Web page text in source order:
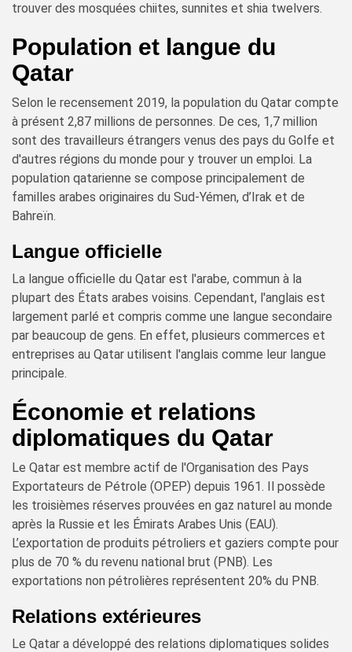
trouver des mosquées chiites, sunnites et shia twelvers.
Population et langue du
Qatar
Selon le recensement 2019, la population du Qatar compte
à présent 2,87 millions de personnes. De ces, 1,7 million
sont des travailleurs étrangers venus des pays du Golfe et
d'autres régions du monde pour y trouver un emploi. La
population qatarienne se compose principalement de
familles arabes originaires du Sud-Yémen, d’Irak et de
Bahreïn.
Langue officielle
La langue officielle du Qatar est l'arabe, commun à la
plupart des États arabes voisins. Cependant, l'anglais est
largement parlé et compris comme une langue secondaire
par beaucoup de gens. En effet, plusieurs commerces et
entreprises au Qatar utilisent l'anglais comme leur langue
principale.
Économie et relations
diplomatiques du Qatar
Le Qatar est membre actif de l'Organisation des Pays
Exportateurs de Pétrole (OPEP) depuis 1961. Il possède
les troisièmes réserves prouvées en gaz naturel au monde
après la Russie et les Émirats Arabes Unis (EAU).
L’exportation de produits pétroliers et gaziers compte pour
plus de 70 % du revenu national brut (PNB). Les
exportations non pétrolières représentent 20% du PNB.
Relations extérieures
Le Qatar a développé des relations diplomatiques solides